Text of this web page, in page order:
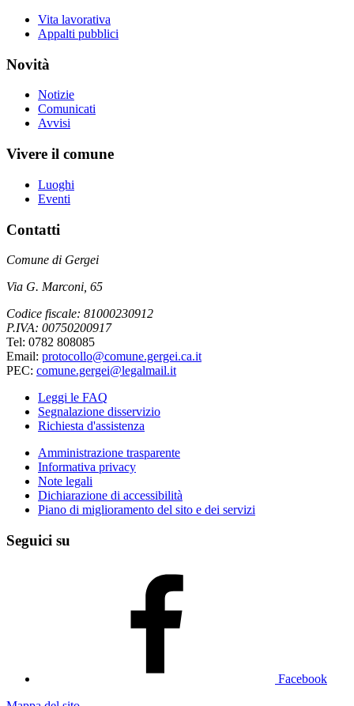
Vita lavorativa
Appalti pubblici
Novità
Notizie
Comunicati
Avvisi
Vivere il comune
Luoghi
Eventi
Contatti
Comune di Gergei
Via G. Marconi, 65
Codice fiscale: 81000230912
P.IVA: 00750200917
Tel: 0782 808085
Email: protocollo@comune.gergei.ca.it
PEC: comune.gergei@legalmail.it
Leggi le FAQ
Segnalazione disservizio
Richiesta d'assistenza
Amministrazione trasparente
Informativa privacy
Note legali
Dichiarazione di accessibilità
Piano di miglioramento del sito e dei servizi
Seguici su
Facebook